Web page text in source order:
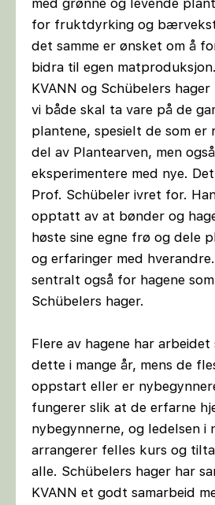
med grønne og levende
for fruktdyrking og
det samme er ønsket om å
bidra til egen
KVANN og Schübelers
vi både skal ta vare på de
plantene, spesielt de som er
del av Plantearven, men
eksperimentere med nye.
Prof. Schübeler ivret for.
opptatt av at bønder og
høste sine egne frø og dele
og erfaringer med
sentralt også for hagene
Schübelers hager.
Flere av hagene har arbeidet
dette i mange år, mens de
oppstart eller er
fungerer slik at de erfarne
nybegynnerne, og ledelsen i
arrangerer felles kurs og
alle. Schübelers hager har
KVANN et godt samarbeid